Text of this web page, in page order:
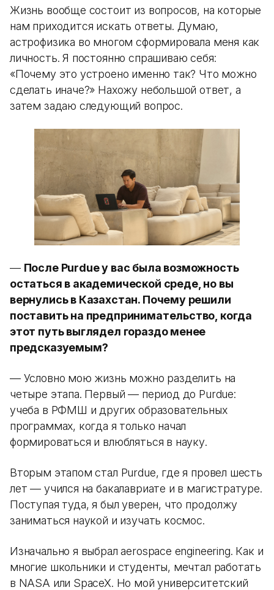
Жизнь вообще состоит из вопросов, на которые
нам приходится искать ответы. Думаю,
астрофизика во многом сформировала меня как
личность. Я постоянно спрашиваю себя:
«Почему это устроено именно так? Что можно
сделать иначе?» Нахожу небольшой ответ, а
затем задаю следующий вопрос.
— После Purdue у вас была возможность
остаться в академической среде, но вы
вернулись в Казахстан. Почему решили
поставить на предпринимательство, когда
этот путь выглядел гораздо менее
предсказуемым?
— Условно мою жизнь можно разделить на
четыре этапа. Первый — период до Purdue:
учеба в РФМШ и других образовательных
программах, когда я только начал
формироваться и влюбляться в науку.
Вторым этапом стал Purdue, где я провел шесть
лет — учился на бакалавриате и в магистратуре.
Поступая туда, я был уверен, что продолжу
заниматься наукой и изучать космос.
Изначально я выбрал aerospace engineering. Как и
многие школьники и студенты, мечтал работать
в NASA или SpaceX. Но мой университетский